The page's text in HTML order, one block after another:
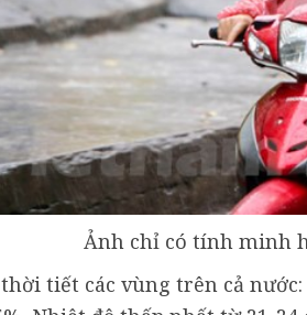
Ảnh chỉ có tính minh
tiết các vùng trên cả nước: